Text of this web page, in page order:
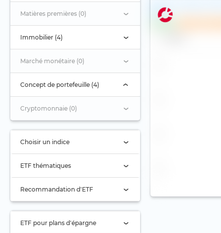
Matières premières (0)
Immobilier (4)
Marché monétaire (0)
Concept de portefeuille (4)
Cryptomonnaie (0)
Choisir un indice
Sélection de l'indice
ETF thématiques
Aérospatiale
Recommandation d'ETF
Actions Asie-Pacifique
(ex Japon)
ETF pour plans d'épargne
ETF
ESG